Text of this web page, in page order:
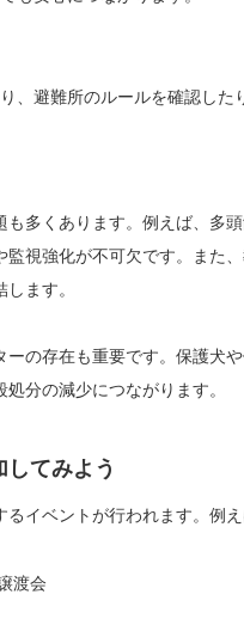
、避難所のルールを確認した
多くあります。例えば、多
監視強化が不可欠です。また
ます。
の存在も重要です。保護犬
分の減少につながります。
てみよう
イベントが行われます。例え
渡会